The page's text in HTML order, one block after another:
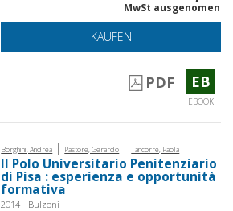
MwSt ausgenomen
KAUFEN
PDF EB
EBOOK
Borghini, Andrea | Pastore, Gerardo | Tancorre, Paola
Il Polo Universitario Penitenziario
di Pisa : esperienza e opportunità
formativa
2014 - Bulzoni